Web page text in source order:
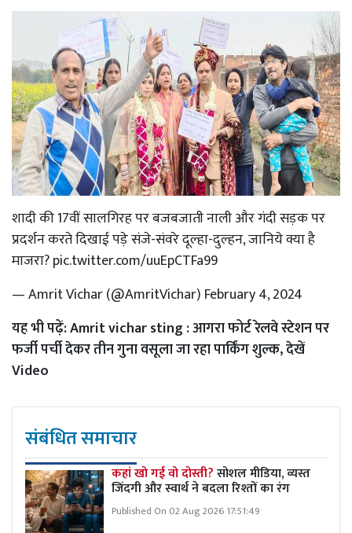
शादी की 17वीं सालगिरह पर बजबजाती नाली और गंदी सड़क पर
प्रदर्शन करते दिखाई पड़े संजे-संवरे दूल्हा-दुल्हन, जानिये क्या है
माजरा?pic.twitter.com/uuEpCTFa99
— Amrit Vichar (@AmritVichar) February 4, 2024
यह भी पढ़ें:Amrit vichar sting : आगरा फोर्ट रेलवे स्टेशन पर
फर्जी पर्ची देकर तीन गुना वसूला जा रहा पार्किंग शुल्क, देखें
Video
संबंधित समाचार
कहां खो गई वो दोस्ती?सोशल मीडिया, व्यस्त
जिंदगी और स्वार्थ ने बदला रिश्तों का रंग
Published On 02 Aug 2026 17:51:49